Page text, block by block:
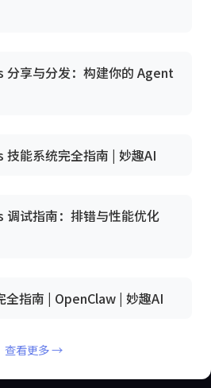
分享与分发：构建你的 Agent
技能系统完全指南 | 妙趣AI
调试指南：排错与性能优化
全指南 | OpenClaw | 妙趣AI
查看更多 →